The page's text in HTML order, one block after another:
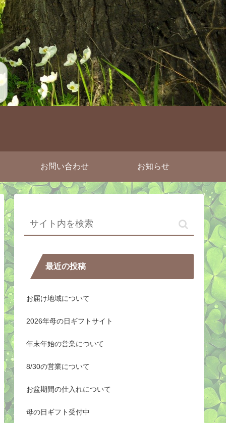
お問い合わせ お知らせ
最近の投稿
お届け地域について
2026年母の日ギフトサイト
年末年始の営業について
8/30の営業について
お盆期間の仕入れについて
母の日ギフト受付中